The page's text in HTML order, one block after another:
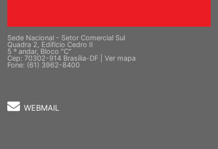
Sede Nacional - Setor Comercial Sul
Quadra 2, Edifício Cedro II
5 º andar, Bloco "C"
Cep: 70302-914 Brasília-DF | Ver mapa
Fone: (61) 3962-8400
WEBMAIL